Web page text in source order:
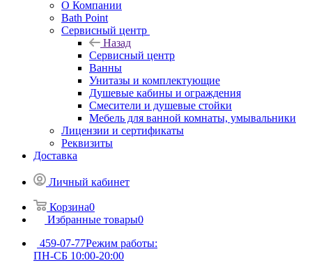
О Компании
Bath Point
Сервисный центр
Назад
Сервисный центр
Ванны
Унитазы и комплектующие
Душевые кабины и ограждения
Смесители и душевые стойки
Мебель для ванной комнаты, умывальники
Лицензии и сертификаты
Реквизиты
Доставка
Личный кабинет
Корзина0
Избранные товары0
459-07-77Режим работы:
ПН-СБ 10:00-20:00